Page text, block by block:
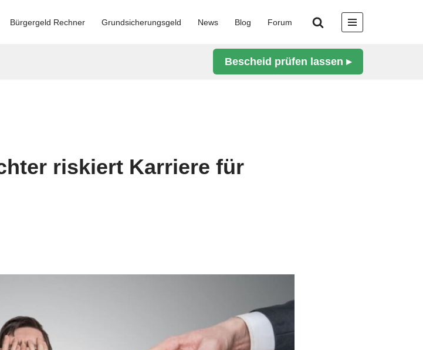
Bürgergeld Rechner Grundsicherungsgeld News Blog Forum
Bescheid prüfen lassen ▸
riskiert Karriere für